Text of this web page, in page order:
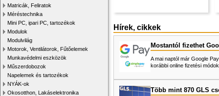
Matricák, Feliratok
Méréstechnika
Mini PC, ipari PC, tartozékok
Modulok
Modulvilág
Motorok, Ventilátorok, Fűtőelemek
Munkavédelmi eszközök
Műszerdobozok
Napelemek és tartozékok
NYÁK-ok
Okosotthon, Lakáselektronika
Hírek, cikkek
Mostantól fizethet
A mai naptól már Google
korábbi online fizetési
Több mint 870 GLS